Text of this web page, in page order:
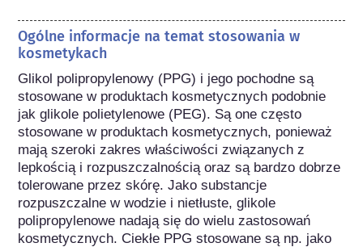
Ogólne informacje na temat stosowania w
kosmetykach
Glikol polipropylenowy (PPG) i jego pochodne są
stosowane w produktach kosmetycznych podobnie
jak glikole polietylenowe (PEG). Są one często
stosowane w produktach kosmetycznych, ponieważ
mają szeroki zakres właściwości związanych z
lepkością i rozpuszczalnością oraz są bardzo dobrze
tolerowane przez skórę. Jako substancje
rozpuszczalne w wodzie i nietłuste, glikole
polipropylenowe nadają się do wielu zastosowań
kosmetycznych. Ciekłe PPG stosowane są np. jako